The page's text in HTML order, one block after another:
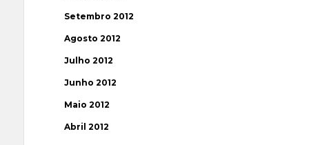
Setembro 2012
Agosto 2012
Julho 2012
Junho 2012
Maio 2012
Abril 2012